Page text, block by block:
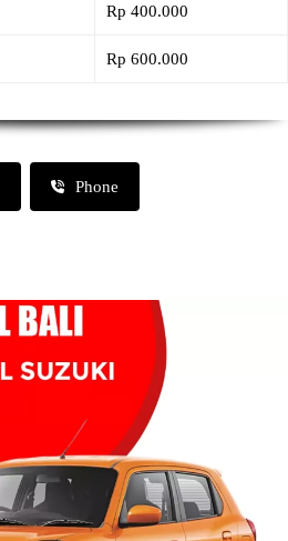
Rp 400.000
Rp 600.000
Phone